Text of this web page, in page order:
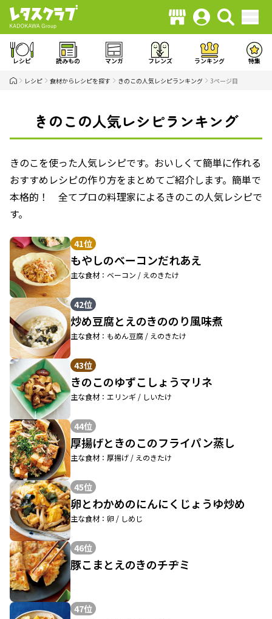
レシピ 読みもの マンガ フレンズ ランキング 特集
レシピ 食材からレシピを探す きのこの人気レシピランキング 3ページ目
きのこの人気レシピランキング
きのこを使った人気レシピです。おいしくて簡単に作れる
おすすめレシピの作り方をまとめてご紹介します。簡単で
本格的！ 全てプロの料理家によるきのこの人気レシピで
す。
41位
もやしのベーコンだれあえ
主な食材：ベーコン / えのきたけ
42位
炒め豆腐とえのきののり風味煮
主な食材：もめん豆腐 / えのきたけ
43位
きのこのゆずこしょうマリネ
主な食材：エリンギ / しいたけ
44位
厚揚げときのこのフライパン蒸し
主な食材：厚揚げ / えのきたけ
45位
卵とわかめのにんにくじょうゆ炒め
主な食材：卵 / しめじ
46位
豚こまとえのきのチヂミ
47位